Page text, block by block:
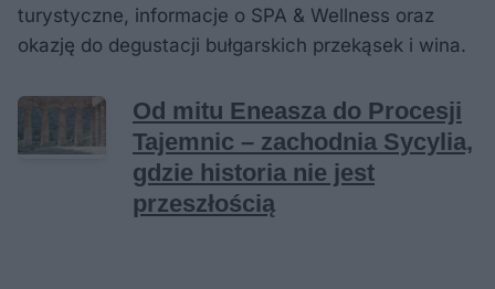
turystyczne, informacje o SPA & Wellness oraz
okazję do degustacji bułgarskich przekąsek i wina.